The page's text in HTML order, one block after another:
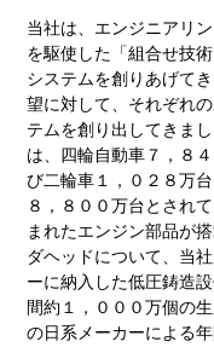
当社は、エンジニアリ
を駆使した「組合せ技
システムを創りあげて
望に対して、それぞれ
テムを創り出してきま
は、四輪自動車７，８
び二輪車１，０２８万
８，８００万台とされ
まれたエンジン部品が
ダヘッドについて、当
ーに納入した低圧鋳造
間約１，０００万個の
の日系メーカーによる